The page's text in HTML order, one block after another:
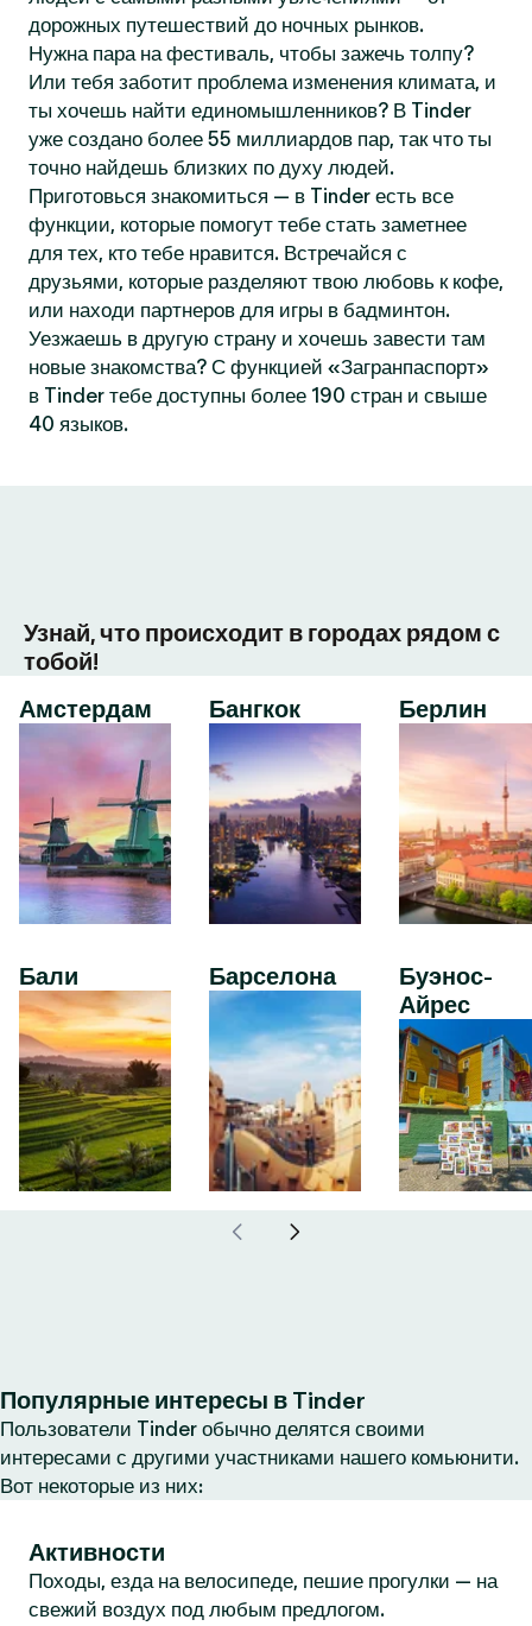
дорожных путешествий до ночных рынков.
Нужна пара на фестиваль, чтобы зажечь толпу?
Или тебя заботит проблема изменения климата, и
ты хочешь найти единомышленников? В Tinder
уже создано более 55 миллиардов пар, так что ты
точно найдешь близких по духу людей.
Приготовься знакомиться — в Tinder есть все
функции, которые помогут тебе стать заметнее
для тех, кто тебе нравится. Встречайся с
друзьями, которые разделяют твою любовь к кофе,
или находи партнеров для игры в бадминтон.
Уезжаешь в другую страну и хочешь завести там
новые знакомства? С функцией «Загранпаспорт»
в Tinder тебе доступны более 190 стран и свыше
40 языков.
Узнай, что происходит в городах рядом с
тобой!
Амстердам
Бали
Бангкок
Барселона
Берлин
Буэнос-
Айрес
Популярные интересы в Tinder
Пользователи Tinder обычно делятся своими
интересами с другими участниками нашего комьюнити.
Вот некоторые из них:
Активности
Походы, езда на велосипеде, пешие прогулки — на
свежий воздух под любым предлогом.